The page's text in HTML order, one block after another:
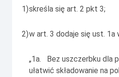
1)skreśla się art. 2 pkt 3;
2)w art. 3 dodaje się ust. 1a
„1a. Bez uszczerbku dla
ułatwić składowanie na